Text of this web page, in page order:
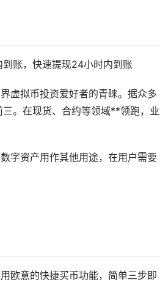
账，快速提现24小时内到账
虚拟币投资爱好者的青睐。据众多
。在现货、合约等领域**领跑，业
字资产用作其他用途，在用户需要
欧意的快捷买币功能，简单三步即